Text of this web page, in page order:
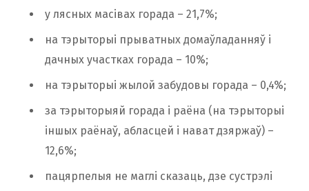
у лясных масівах горада – 21,7%;
на тэрыторыі прыватных домаўладанняў і
дачных участках горада – 10%;
на тэрыторыі жылой забудовы горада – 0,4%;
за тэрыторыяй горада і раёна (на тэрыторыі
іншых раёнаў, абласцей і нават дзяржаў) –
12,6%;
пацярпелыя не маглі сказаць, дзе сустрэлі